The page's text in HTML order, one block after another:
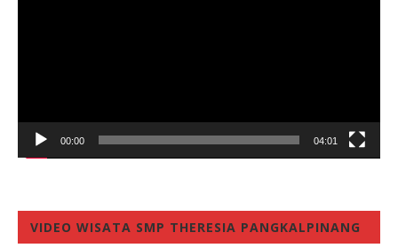
00:00 04:01
VIDEO WISATA SMP THERESIA PANGKALPINANG